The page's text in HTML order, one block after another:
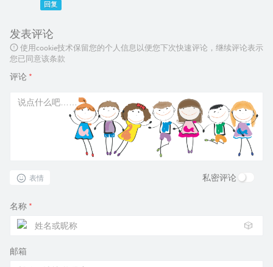
回复
发表评论
使用cookie技术保留您的个人信息以便您下次快速评论，继续评论表示
您已同意该条款
评论 *
表情 私密评论
名称 *
🎲
邮箱